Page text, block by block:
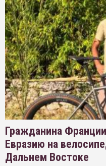
Гражданина
Евразию на
Дальнем Востоке